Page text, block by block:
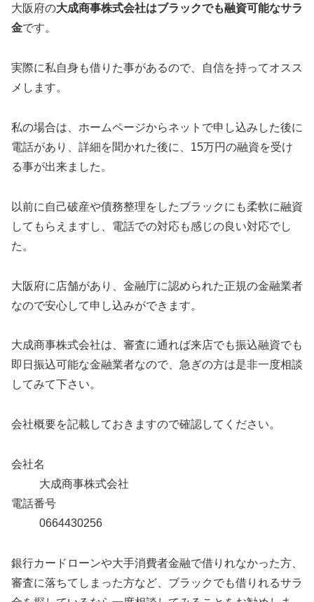
大阪府の大成商事株式会社はブラックでも融資可能なサラ
金です。
実際に私自身も借りた事があるので、自信を持ってオスス
メします。
私の場合は、ホームページからネットで申し込みした後に
電話があり、詳細を聞かれた後に、15万円の融資を受け
る事が出来ました。
以前に自己破産や債務整理をしたブラックにも柔軟に融資
してもらえますし、電話での対応も感じの良い対応でし
た。
大阪府に店舗があり、金融庁に認められた正規の金融業者
なので安心して申し込みができます。
大成商事株式会社は、審査に通れば来店でも振込融資でも
即日振込可能な金融業者なので、急ぎの方は是非一度相談
してみて下さい。
会社概要を記載しておきますので確認してください。
会社名
大成商事株式会社
電話番号
0664430256
銀行カードローンや大手消費者金融で借りれなかった方、
審査に落ちてしまった方など、ブラックでも借りれるサラ